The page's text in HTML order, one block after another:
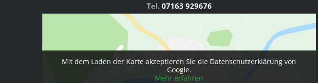
Tel. 07163 929676
Mit dem Laden der Karte akzeptieren Sie die Datenschutzerklärung von
Google.
Mehr erfahren